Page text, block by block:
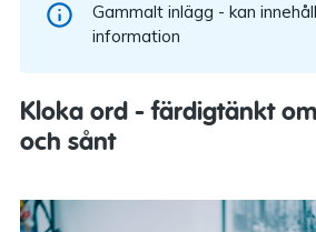
Om vår rådgivning
Pensionsguiden
Arbeta hos oss
In English
Gammalt inlägg - kan
information
Kloka ord - färdigtänkt
och sånt